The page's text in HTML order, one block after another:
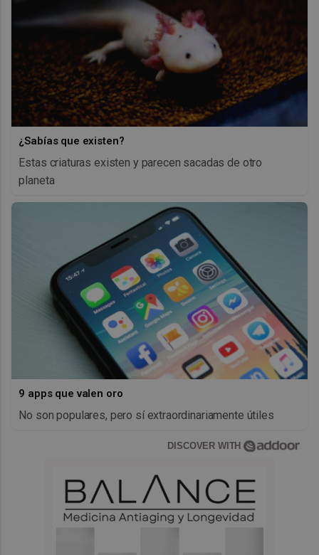
¿Sabías que existen?
Estas criaturas existen y parecen sacadas de otro
planeta
9 apps que valen oro
No son populares, pero sí extraordinariamente útiles
DISCOVER WITH